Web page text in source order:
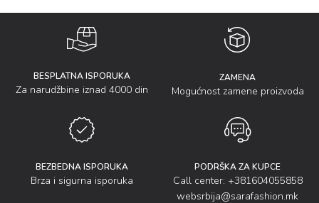
BESPLATNA ISPORUKA
Za narudžbine iznad 4000 din
ZAMENA
Mogućnost zamene proizvoda
BEZBEDNA ISPORUKA
Brza i sigurna isporuka
PODRŠKA ZA KUPCE
Call center: +381604055858
websrbija@sarafashion.mk